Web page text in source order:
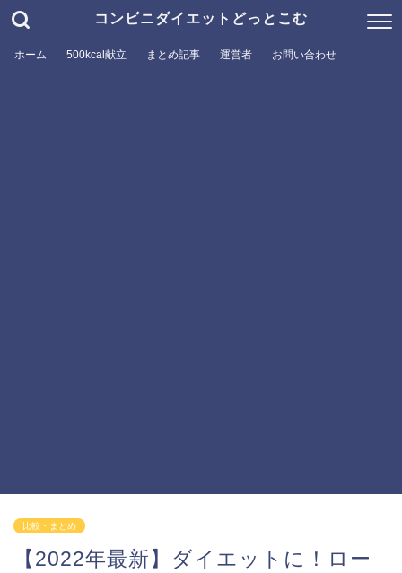
コンビニダイエットどっとこむ
ホーム 500kcal献立 まとめ記事 運営者 お問い合わせ
比較・まとめ
【2022年最新】ダイエットに！ロー